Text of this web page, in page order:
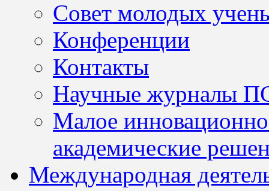
Совет молодых
Конференции
Контакты
Научные журналы
Малое
академические
Международная